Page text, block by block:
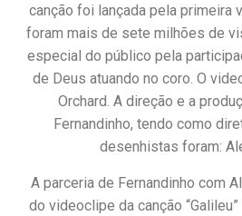
canção foi lançada pela primeira
foram mais de sete milhões de
especial do público pela
de Deus atuando no coro. O
Orchard. A direção e a
Fernandinho, tendo como
desenhistas foram:
A parceria de Fernandinho com
do videoclipe da canção